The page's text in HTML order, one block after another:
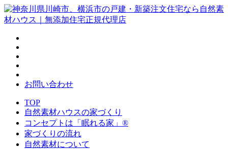
お問い合わせ
TOP
自然素材ハウスの家づくり
コンセプトは「眠れる家」®
家づくりの流れ
自然素材について